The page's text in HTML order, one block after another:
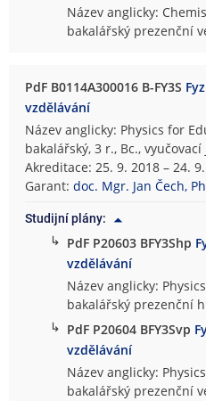
Název anglicky:
bakalářský prezenční
PdF B0114A300016 B-FY3S
vzdělávání
Název anglicky: Physics for
bakalářský, 3 r., Bc.,
Akreditace: 25. 9. 2018 – 24.
Garant:doc. Mgr. Jan Čech,
Studijní plány:
↳ PdF P20603 BFY3Shp
vzdělávání
Název anglicky:
bakalářský prezenční
↳ PdF P20604 BFY3Svp
vzdělávání
Název anglicky:
bakalářský prezenční